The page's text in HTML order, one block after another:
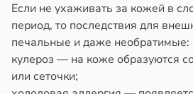
Если не ухаживать за кожей в
период, то последствия для
печальные и даже необратимые:
кулероз — на коже образуются
или сеточки;